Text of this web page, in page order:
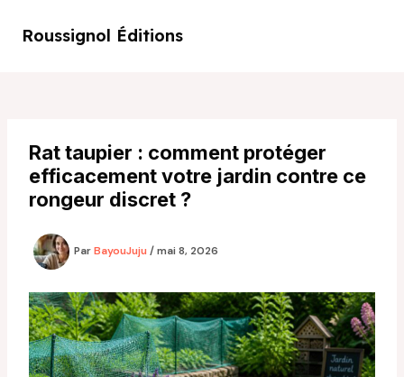
Roussignol Éditions
Rat taupier : comment protéger
efficacement votre jardin contre ce
rongeur discret ?
ParBayouJuju /mai 8, 2026